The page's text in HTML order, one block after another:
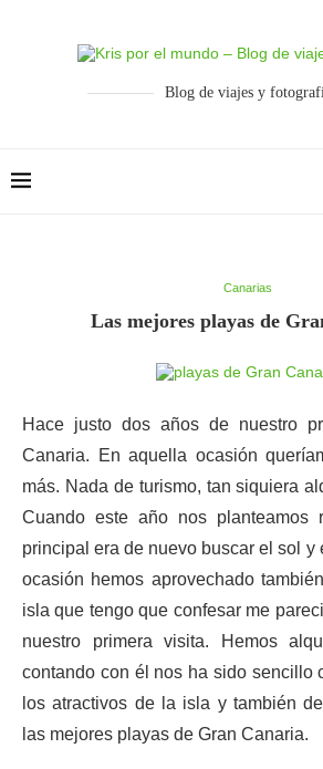
Blog de viajes y
Canarias
Las mejores playas de
Hace justo dos años de nuestro
Canaria. En aquella ocasión
más. Nada de turismo, tan siquiera
Cuando este año nos planteamos
principal era de nuevo buscar el sol y
ocasión hemos aprovechado
isla que tengo que confesar me
nuestro primera visita. Hemos
contando con él nos ha sido sencillo
los atractivos de la isla y también
las mejores playas de Gran Canaria.